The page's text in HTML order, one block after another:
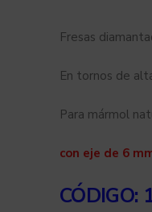
Fresas
En tornos de
Para mármol
con eje de 6
CÓDIGO: